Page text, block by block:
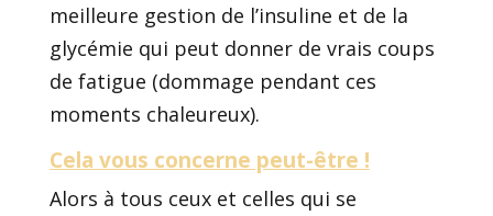
meilleure gestion de l’insuline et de la
glycémie qui peut donner de vrais coups
de fatigue (dommage pendant ces
moments chaleureux).
Cela vous concerne peut-être !
Alors à tous ceux et celles qui se